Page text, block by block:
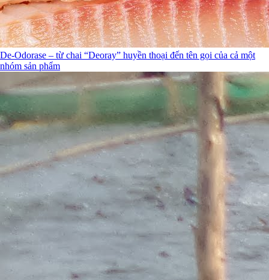
De-Odorase – từ chai “Deoray” huyền thoại đến tên gọi của cả một
nhóm sản phẩm